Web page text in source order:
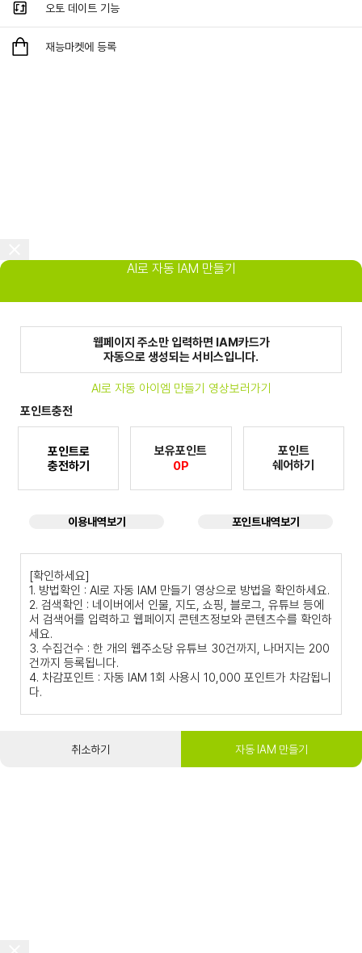
오토 데이트 기능
재능마켓에 등록
AI로 자동 IAM 만들기
웹페이지 주소만 입력하면 IAM카드가
자동으로 생성되는 서비스입니다.
AI로 자동 아이엠 만들기 영상보러가기
포인트충전
포인트로
충전하기
보유포인트
0P
포인트
쉐어하기
이용내역보기 포인트내역보기
[확인하세요]
1. 방법확인 : AI로 자동 IAM 만들기 영상으로 방법을 확인하세요.
2. 검색확인 : 네이버에서 인물, 지도, 쇼핑, 블로그, 유튜브 등에
서 검색어를 입력하고 웹페이지 콘텐츠정보와 콘텐츠수를 확인하
세요.
3. 수집건수 : 한 개의 웹주소당 유튜브 30건까지, 나머지는 200
건까지 등록됩니다.
4. 차감포인트 : 자동 IAM 1회 사용시 10,000 포인트가 차감됩니
다.
취소하기 자동 IAM 만들기